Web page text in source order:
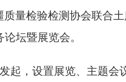
量检验检测协会联合
坛暨展览会。
，设置展览、主题会